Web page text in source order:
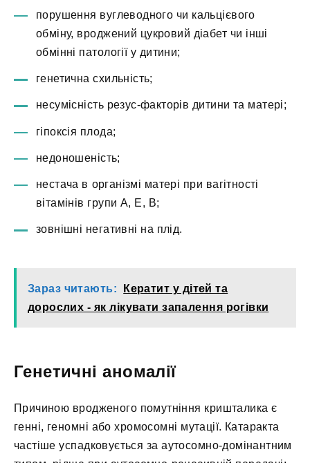
порушення вуглеводного чи кальцієвого
обміну, вроджений цукровий діабет чи інші
обмінні патології у дитини;
генетична схильність;
несумісність резус-факторів дитини та матері;
гіпоксія плода;
недоношеність;
нестача в організмі матері при вагітності
вітамінів групи A, E, B;
зовнішні негативні на плід.
Зараз читають:
Кератит у дітей та
дорослих - як лікувати запалення рогівки
Генетичні аномалії
Причиною вродженого помутніння кришталика є
генні, геномні або хромосомні мутації. Катаракта
частіше успадковується за аутосомно-домінантним